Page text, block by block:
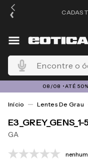
Encontre o óculos
08/08 •ATÉ
Lentes De Grau
GA